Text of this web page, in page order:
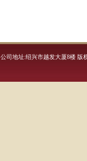
公司地址:绍兴市越发大厦8楼 版